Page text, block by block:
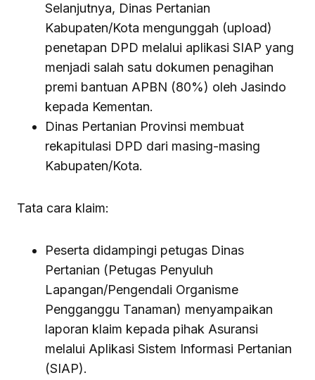
Selanjutnya, Dinas Pertanian
Kabupaten/Kota mengunggah (upload)
penetapan DPD melalui aplikasi SIAP yang
menjadi salah satu dokumen penagihan
premi bantuan APBN (80%) oleh Jasindo
kepada Kementan.
Dinas Pertanian Provinsi membuat
rekapitulasi DPD dari masing-masing
Kabupaten/Kota.
Tata cara klaim:
Peserta didampingi petugas Dinas
Pertanian (Petugas Penyuluh
Lapangan/Pengendali Organisme
Pengganggu Tanaman) menyampaikan
laporan klaim kepada pihak Asuransi
melalui Aplikasi Sistem Informasi Pertanian
(SIAP).